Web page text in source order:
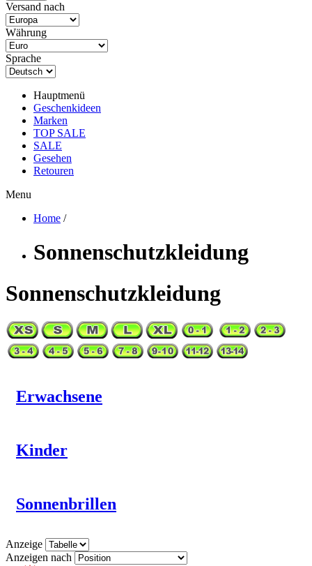
Versand nach
Währung
Sprache
Hauptmenü
Geschenkideen
Marken
TOP SALE
SALE
Gesehen
Retouren
Menu
Home /
Sonnenschutzkleidung
Sonnenschutzkleidung
Erwachsene
Kinder
Sonnenbrillen
Anzeige
Anzeigen nach